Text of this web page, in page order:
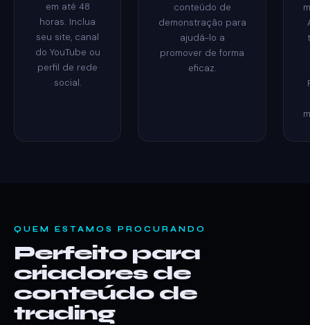
em até 48
horas. Inclua
seu site, canal
do YouTube ou
perfil de rede
social.
conteúdo de
demonstração para
ajudá-lo a
promover de forma
eficaz.
QUEM ESTAMOS PROCURANDO
Perfeito para
criadores de
conteúdo de
trading